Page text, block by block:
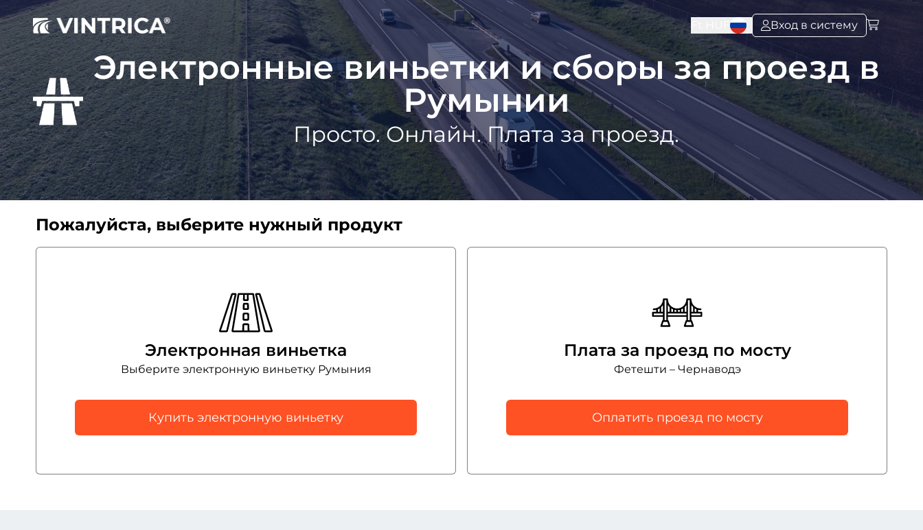
Вход в систему
Электронные виньетки и сборы за проезд в
Румынии
Просто. Онлайн. Плата за проезд.
Пожалуйста, выберите нужный продукт
Электронная виньетка
Выберите электронную виньетку Румыния
Купить электронную виньетку
Плата за проезд по мосту
Фетешти – Чернаводэ
Оплатить проезд по мосту